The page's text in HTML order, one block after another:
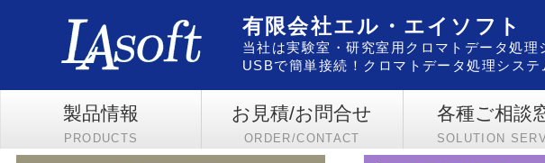
有限会社エル・エイソフト
当社は実験室・研究室用クロマトデータ処理
USBで簡単接続！クロマトデータ処理シス
製品情報
PRODUCTS
お見積/お問合せ
ORDER/CONTACT
各種ご相談
SOLUTION